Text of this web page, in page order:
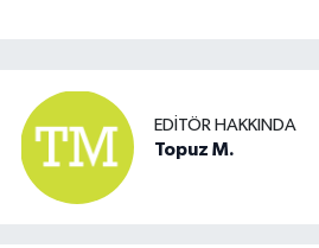
EDITÖR HAKKINDA
Topuz M.